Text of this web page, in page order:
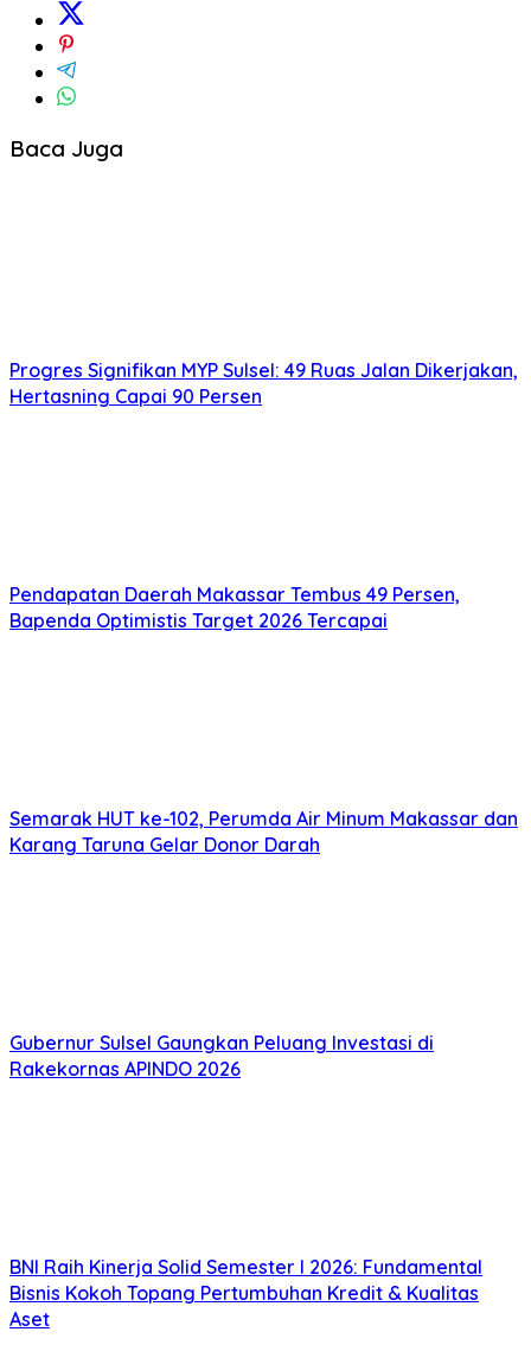
Baca Juga
Progres Signifikan MYP Sulsel: 49 Ruas Jalan Dikerjakan,
Hertasning Capai 90 Persen
Pendapatan Daerah Makassar Tembus 49 Persen,
Bapenda Optimistis Target 2026 Tercapai
Semarak HUT ke-102, Perumda Air Minum Makassar dan
Karang Taruna Gelar Donor Darah
Gubernur Sulsel Gaungkan Peluang Investasi di
Rakekornas APINDO 2026
BNI Raih Kinerja Solid Semester I 2026: Fundamental
Bisnis Kokoh Topang Pertumbuhan Kredit & Kualitas
Aset